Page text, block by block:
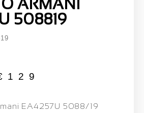
ARMANI
508819
129
EA4257U 5088/19